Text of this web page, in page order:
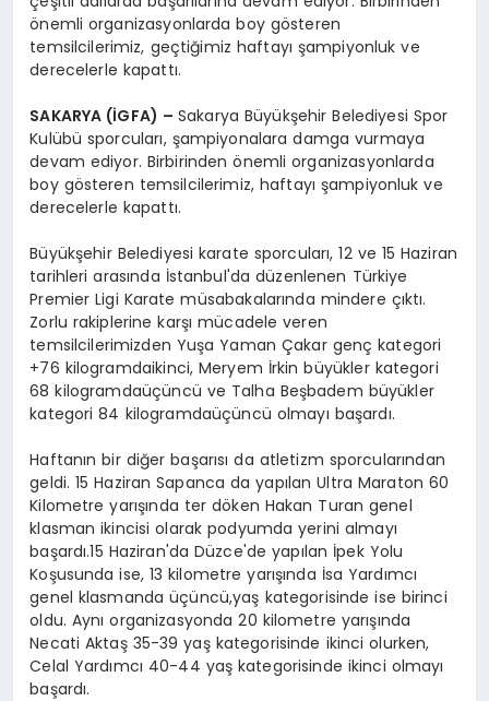
önemli organizasyonlarda boy gösteren
temsilcilerimiz, geçtiğimiz haftayı şampiyonluk ve
derecelerle kapattı.
SAKARYA (İGFA) –Sakarya Büyükşehir Belediyesi Spor
Kulübü sporcuları, şampiyonalara damga vurmaya
devam ediyor. Birbirinden önemli organizasyonlarda
boy gösteren temsilcilerimiz, haftayı şampiyonluk ve
derecelerle kapattı.
Büyükşehir Belediyesi karate sporcuları, 12 ve 15 Haziran
tarihleri arasında İstanbul'da düzenlenen Türkiye
Premier Ligi Karate müsabakalarında mindere çıktı.
Zorlu rakiplerine karşı mücadele veren
temsilcilerimizden Yuşa Yaman Çakar genç kategori
+76 kilogramdaikinci, Meryem İrkin büyükler kategori
68 kilogramdaüçüncü ve Talha Beşbadem büyükler
kategori 84 kilogramdaüçüncü olmayı başardı.
Haftanın bir diğer başarısı da atletizm sporcularından
geldi. 15 Haziran Sapanca da yapılan Ultra Maraton 60
Kilometre yarışında ter döken Hakan Turan genel
klasman ikincisi olarak podyumda yerini almayı
başardı.15 Haziran'da Düzce'de yapılan İpek Yolu
Koşusunda ise, 13 kilometre yarışında İsa Yardımcı
genel klasmanda üçüncü,yaş kategorisinde ise birinci
oldu. Aynı organizasyonda 20 kilometre yarışında
Necati Aktaş 35-39 yaş kategorisinde ikinci olurken,
Celal Yardımcı 40-44 yaş kategorisinde ikinci olmayı
başardı.